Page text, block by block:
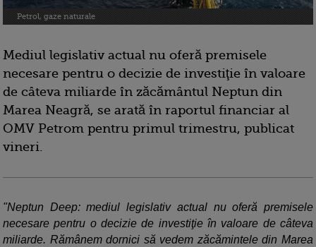
Petrol, gaze naturale
Mediul legislativ actual nu oferă premisele
necesare pentru o decizie de investiţie în valoare
de câteva miliarde în zăcământul Neptun din
Marea Neagră, se arată în raportul financiar al
OMV Petrom pentru primul trimestru, publicat
vineri.
"Neptun Deep: mediul legislativ actual nu oferă premisele
necesare pentru o decizie de investiţie în valoare de câteva
miliarde. Rămânem dornici să vedem zăcămintele din Marea